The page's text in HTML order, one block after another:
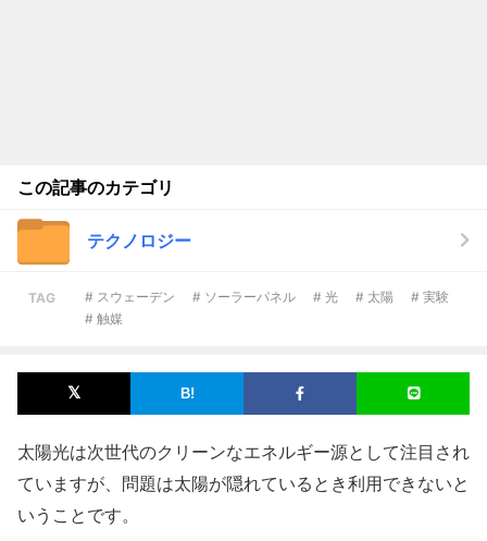
この記事のカテゴリ
テクノロジー
TAG # スウェーデン # ソーラーパネル # 光 # 太陽
# 実験
# 触媒
太陽光は次世代のクリーンなエネルギー源として注目され
ていますが、問題は太陽が隠れているとき利用できないと
いうことです。